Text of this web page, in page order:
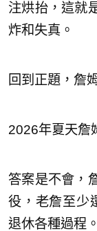
注烘抬，這就
炸和失真。
回到正題，詹
2026年夏天詹
答案是不會，
役，老詹至少
退休各種過程。